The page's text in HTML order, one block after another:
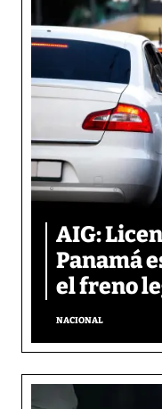
AIG:
Panamá
el freno
NACIONAL